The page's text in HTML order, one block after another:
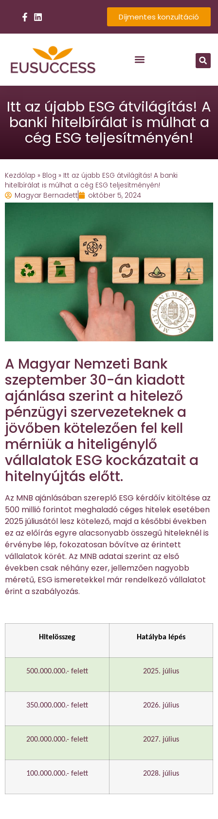
Díjmentes konzultáció
Itt az újabb ESG átvilágítás! A
banki hitelbírálat is múlhat a
cég ESG teljesítményén!
Kezdőlap » Blog » Itt az újabb ESG átvilágítás! A banki
hitelbírálat is múlhat a cég ESG teljesítményén!
Magyar Bernadett október 5, 2024
A Magyar Nemzeti Bank
szeptember 30-án kiadott
ajánlása szerint a hitelező
pénzügyi szervezeteknek a
jövőben kötelezően fel kell
mérniük a hiteligénylő
vállalatok ESG kockázatait a
hitelnyújtás előtt.
Az MNB ajánlásában szereplő ESG kérdőív kitöltése az
500 millió forintot meghaladó céges hitelek esetében
2025 júliusától lesz kötelező, majd a későbbi években
ez az előírás egyre alacsonyabb összegű hiteleknél is
érvénybe lép, fokozatosan bővítve az érintett
vállalatok körét. Az MNB adatai szerint az első
években csak néhány ezer, jellemzően nagyobb
méretű, ESG ismeretekkel már rendelkező vállalatot
érint a szabályozás.
Hitelösszeg Hatályba lépés
500.000.000.- felett 2025. július
350.000.000.- felett 2026. július
200.000.000.- felett 2027. július
100.000.000.- felett 2028. július